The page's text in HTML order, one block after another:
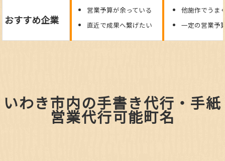
おすすめ企業
営業予算が余っている
直近で成果へ繋げたい
他施作でうま
一定の営業予
いわき市内の手書き代行・手紙
営業代行可能町名